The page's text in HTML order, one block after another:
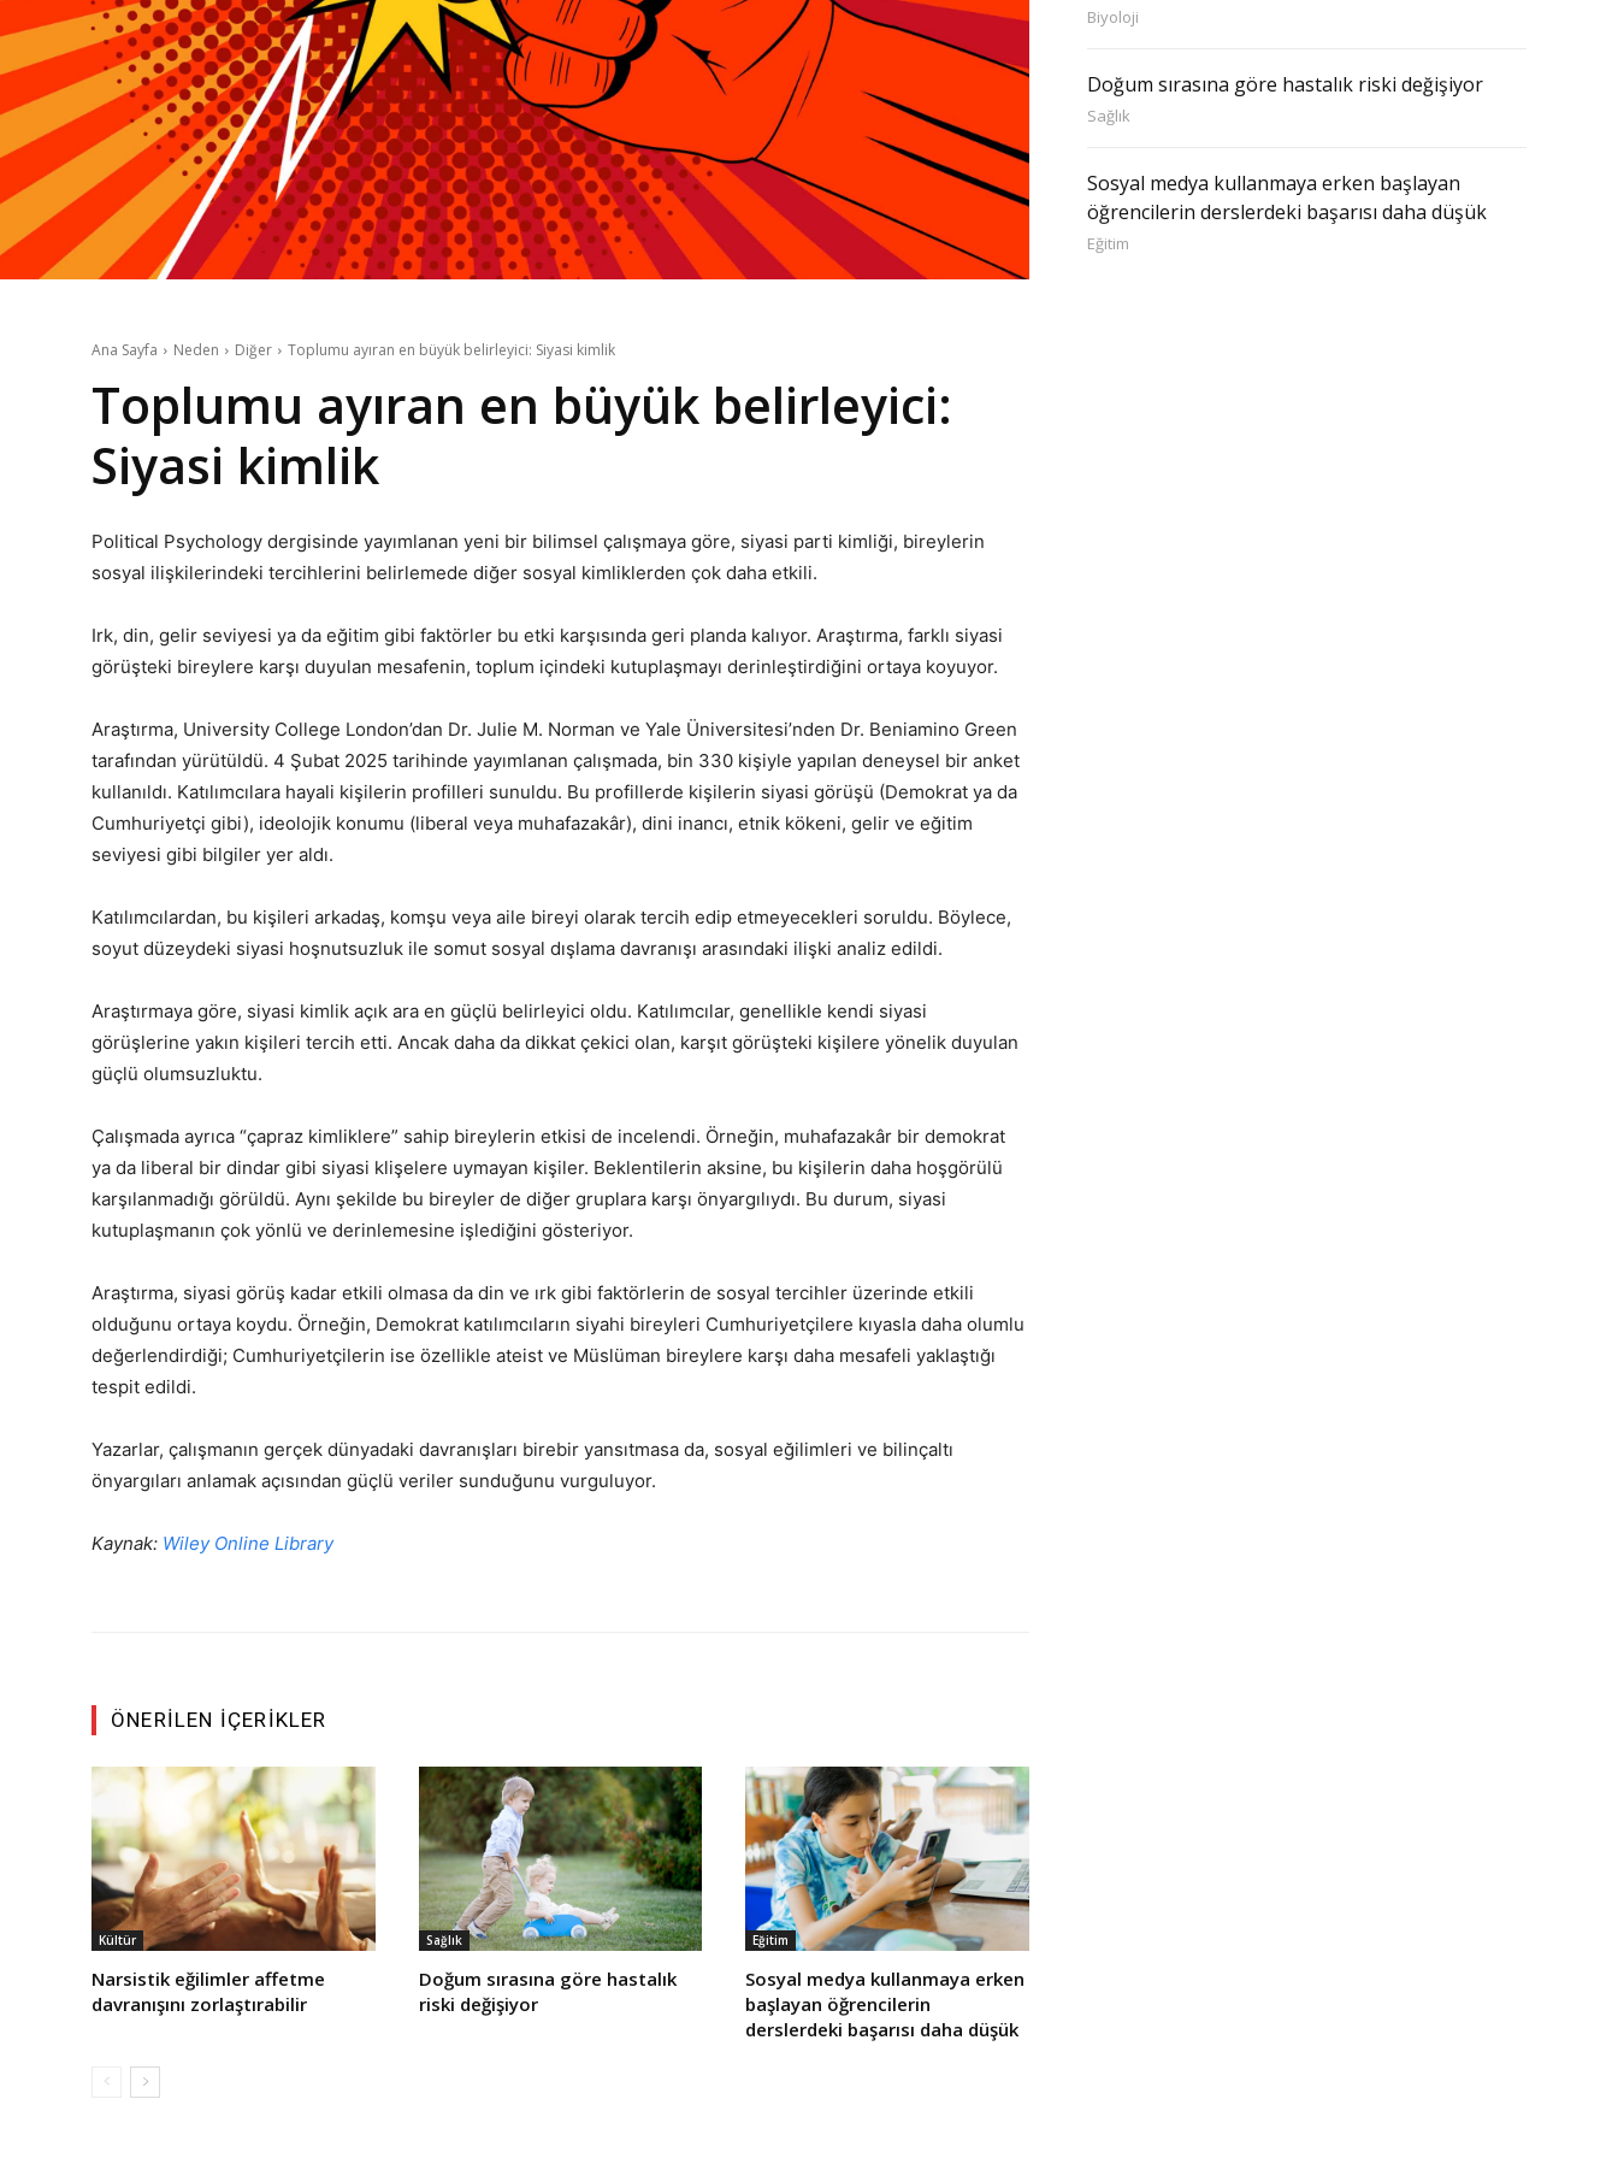
Ana Sayfa Neden Diğer Toplumu ayıran en büyük belirleyici: Siyasi kimlik
Toplumu ayıran en büyük belirleyici:
Siyasi kimlik
Political Psychology dergisinde yayımlanan yeni bir bilimsel çalışmaya göre, siyasi parti kimliği, bireylerin
sosyal ilişkilerindeki tercihlerini belirlemede diğer sosyal kimliklerden çok daha etkili.
Irk, din, gelir seviyesi ya da eğitim gibi faktörler bu etki karşısında geri planda kalıyor. Araştırma, farklı siyasi
görüşteki bireylere karşı duyulan mesafenin, toplum içindeki kutuplaşmayı derinleştirdiğini ortaya koyuyor.
Araştırma, University College London’dan Dr. Julie M. Norman ve Yale Üniversitesi’nden Dr. Beniamino Green
tarafından yürütüldü. 4 Şubat 2025 tarihinde yayımlanan çalışmada, bin 330 kişiyle yapılan deneysel bir anket
kullanıldı. Katılımcılara hayali kişilerin profilleri sunuldu. Bu profillerde kişilerin siyasi görüşü (Demokrat ya da
Cumhuriyetçi gibi), ideolojik konumu (liberal veya muhafazakâr), dini inancı, etnik kökeni, gelir ve eğitim
seviyesi gibi bilgiler yer aldı.
Katılımcılardan, bu kişileri arkadaş, komşu veya aile bireyi olarak tercih edip etmeyecekleri soruldu. Böylece,
soyut düzeydeki siyasi hoşnutsuzluk ile somut sosyal dışlama davranışı arasındaki ilişki analiz edildi.
Araştırmaya göre, siyasi kimlik açık ara en güçlü belirleyici oldu. Katılımcılar, genellikle kendi siyasi
görüşlerine yakın kişileri tercih etti. Ancak daha da dikkat çekici olan, karşıt görüşteki kişilere yönelik duyulan
güçlü olumsuzluktu.
Çalışmada ayrıca “çapraz kimliklere” sahip bireylerin etkisi de incelendi. Örneğin, muhafazakâr bir demokrat
ya da liberal bir dindar gibi siyasi klişelere uymayan kişiler. Beklentilerin aksine, bu kişilerin daha hoşgörülü
karşılanmadığı görüldü. Aynı şekilde bu bireyler de diğer gruplara karşı önyargılıydı. Bu durum, siyasi
kutuplaşmanın çok yönlü ve derinlemesine işlediğini gösteriyor.
Araştırma, siyasi görüş kadar etkili olmasa da din ve ırk gibi faktörlerin de sosyal tercihler üzerinde etkili
olduğunu ortaya koydu. Örneğin, Demokrat katılımcıların siyahi bireyleri Cumhuriyetçilere kıyasla daha olumlu
değerlendirdiği; Cumhuriyetçilerin ise özellikle ateist ve Müslüman bireylere karşı daha mesafeli yaklaştığı
tespit edildi.
Yazarlar, çalışmanın gerçek dünyadaki davranışları birebir yansıtmasa da, sosyal eğilimleri ve bilinçaltı
önyargıları anlamak açısından güçlü veriler sunduğunu vurguluyor.
Kaynak: Wiley Online Library
ÖNERILEN İÇERIKLER
Kültür
Narsistik eğilimler affetme
davranışını zorlaştırabilir
Sağlık
Doğum sırasına göre hastalık
riski değişiyor
Eğitim
Sosyal medya kullanmaya erken
başlayan öğrencilerin
derslerdeki başarısı daha düşük
Biyoloji
Doğum sırasına göre hastalık riski değişiyor
Sağlık
Sosyal medya kullanmaya erken başlayan
öğrencilerin derslerdeki başarısı daha düşük
Eğitim